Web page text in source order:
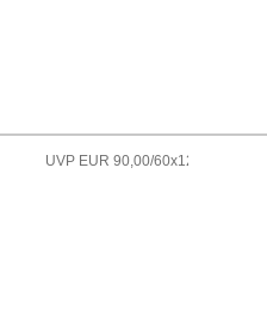
UVP EUR 90,00/60x12m